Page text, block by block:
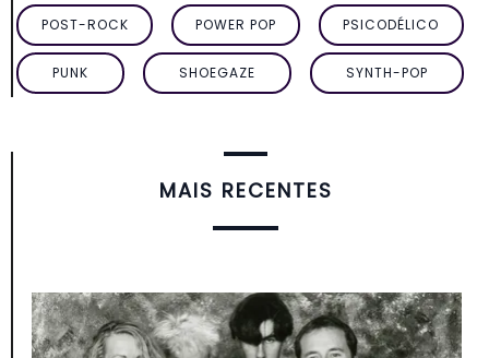
POST-ROCK POWER POP PSICODÉLICO
PUNK SHOEGAZE SYNTH-POP
MAIS RECENTES